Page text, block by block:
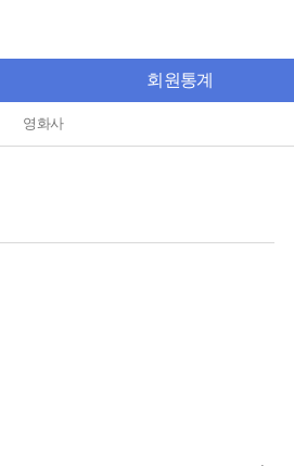
회원통계
영화사